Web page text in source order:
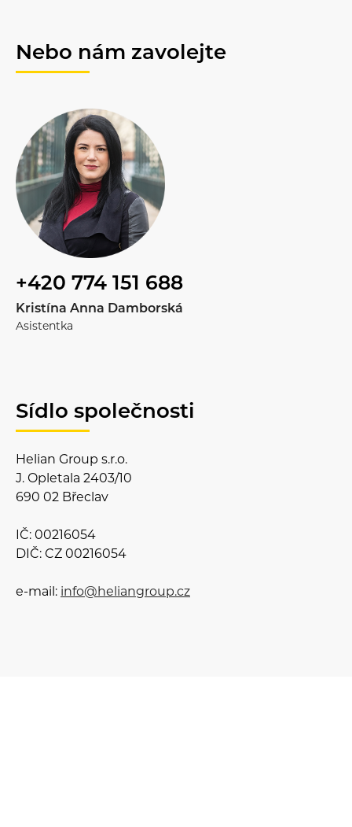
Nebo nám zavolejte
+420 774 151 688
Kristína Anna Damborská
Asistentka
Sídlo společnosti
Helian Group s.r.o.
J. Opletala 2403/10
690 02 Břeclav
IČ: 00216054
DIČ: CZ 00216054
e-mail: info@heliangroup.cz